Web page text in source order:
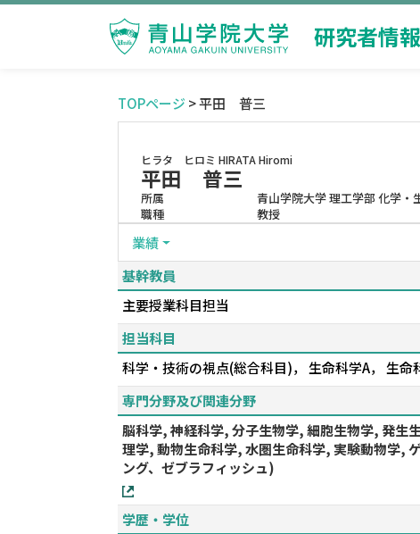
研究者情報
TOPページ > 平田 普三
ヒラタ ヒロミ HIRATA Hiromi
平田 普三
所属
青山学院大学 理工学部 化学・
職種
教授
業績
基幹教員
主要授業科目担当
担当科目
科学・技術の視点(総合科目)， 生命科学A， 生
専門分野及び関連分野
脳科学, 神経科学, 分子生物学, 細胞生物学, 発生
理学, 動物生命科学, 水圏生命科学, 実験動物学,
ング、ゼブラフィッシュ)
学歴・学位